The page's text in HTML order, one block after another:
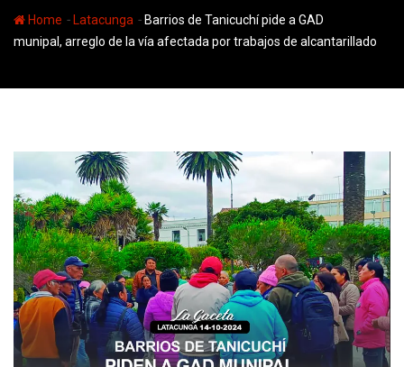
Home - Latacunga - Barrios de Tanicuchí pide a GAD
munipal, arreglo de la vía afectada por trabajos de alcantarillado